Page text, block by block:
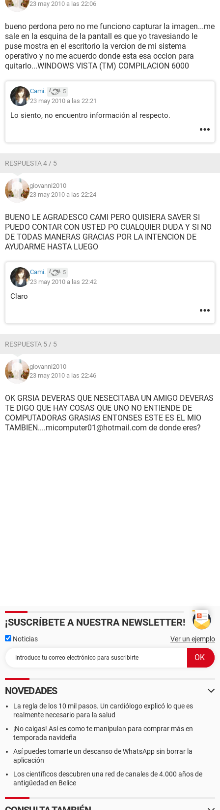
23 may 2010 a las 22:06
bueno perdona pero no me funciono capturar la imagen...me
sale en la esquina de la pantall es que yo travesiando le
puse mostra en el escritorio la vercion de mi sistema
operativo y no me acuerdo donde esta esa occion para
quitarlo...WINDOWS VISTA (TM) COMPILACION 6000
Cami. 5
23 may 2010 a las 22:21
Lo siento, no encuentro información al respecto.
RESPUESTA 4 / 5
giovanni2010
23 may 2010 a las 22:24
BUENO LE AGRADESCO CAMI PERO QUISIERA SAVER SI
PUEDO CONTAR CON USTED PO CUALQUIER DUDA Y SI NO
DE TODAS MANERAS GRACIAS POR LA INTENCION DE
AYUDARME HASTA LUEGO
Cami. 5
23 may 2010 a las 22:42
Claro
RESPUESTA 5 / 5
giovanni2010
23 may 2010 a las 22:46
OK GRSIA DEVERAS QUE NESECITABA UN AMIGO DEVERAS
TE DIGO QUE HAY COSAS QUE UNO NO ENTIENDE DE
COMPUTADORAS GRASIAS ENTONSES ESTE ES EL MIO
TAMBIEN....micomputer01@hotmail.com de donde eres?
¡SUSCRÍBETE A NUESTRA NEWSLETTER!
Noticias Ver un ejemplo
NOVEDADES
La regla de los 10 mil pasos. Un cardiólogo explicó lo que es
realmente necesario para la salud
¡No caigas! Así es como te manipulan para comprar más en
temporada navideña
Así puedes tomarte un descanso de WhatsApp sin borrar la
aplicación
Los científicos descubren una red de canales de 4.000 años de
antigüedad en Belice